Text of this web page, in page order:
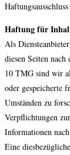
Haftungsausschluss
Haftung für
Als
diesen Seiten
10 TMG sind wir
oder gespeicherte
Umständen zu
Verpflichtungen
Informationen
Eine